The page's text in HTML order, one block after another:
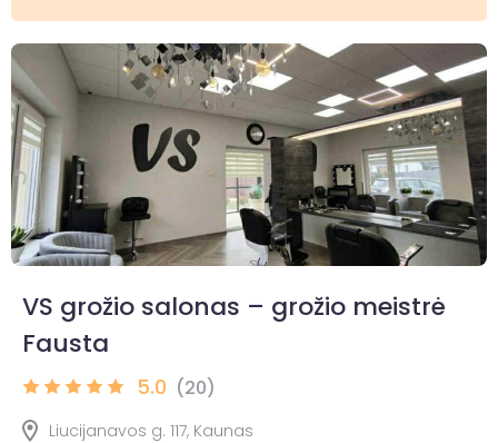
VS grožio salonas – grožio meistrė
Fausta
5.0 (20)
Liucijanavos g. 117, Kaunas